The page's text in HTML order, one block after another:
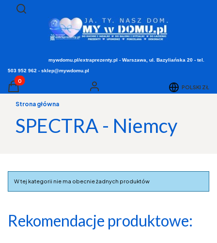
Otwórz wyszukiwarkę
Szukaj
mywdomu.pl/extraprezenty.pl - Warszawa, ul. Bazyliańska 20 - tel.
503 952 962 - sklep@mywdomu.pl
Produkty w koszyku: 0. Zobacz szczegóły
Koszyk Zaloguj się POLSKI ZŁ
Strona główna
SPECTRA - Niemcy
Lista produktów
W tej kategorii nie ma obecnie żadnych produktów
Rekomendacje produktowe: